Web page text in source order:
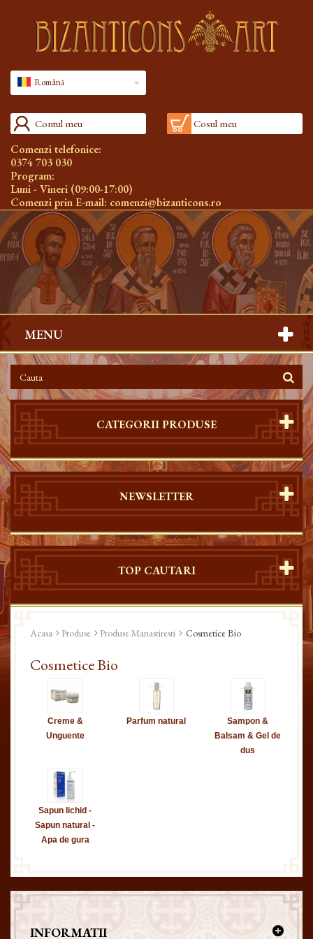
Română
Contul meu Cosul meu
Comenzi telefonice:
0374 703 030
Program:
Luni - Vineri (09:00-17:00)
Comenzi prin E-mail: comenzi@bizanticons.ro
MENU
CATEGORII PRODUSE
NEWSLETTER
TOP CAUTARI
Acasa Produse Produse Manastiresti Cosmetice Bio
Cosmetice Bio
Creme &
Unguente
Parfum natural
Sampon &
Balsam & Gel de
dus
Sapun lichid -
Sapun natural -
Apa de gura
INFORMATII